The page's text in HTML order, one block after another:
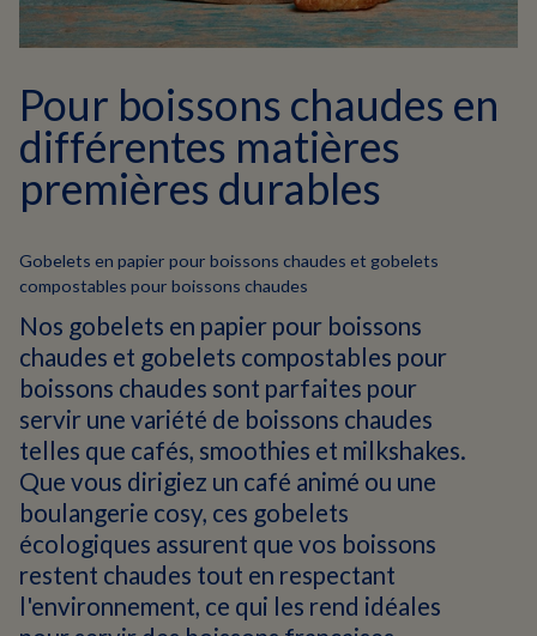
Pour boissons chaudes en
différentes matières
premières durables
Gobelets en papier pour boissons chaudes et gobelets
compostables pour boissons chaudes
Nos gobelets en papier pour boissons
chaudes et gobelets compostables pour
boissons chaudes sont parfaites pour
servir une variété de boissons chaudes
telles que cafés, smoothies et milkshakes.
Que vous dirigiez un café animé ou une
boulangerie cosy, ces gobelets
écologiques assurent que vos boissons
restent chaudes tout en respectant
l'environnement, ce qui les rend idéales